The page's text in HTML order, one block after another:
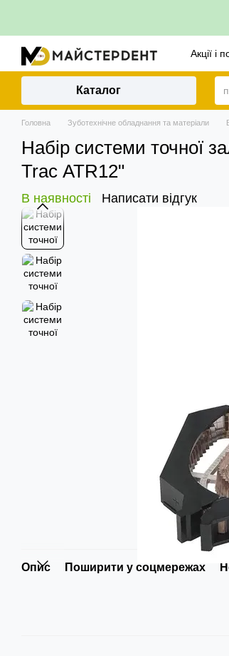
Акції і
Каталог
Головна Зуботехнічне обладнання та матеріали
Набір системи точної
Trac АТR12"
В наявності Написати відгук
Опис Поширити у соцмережах